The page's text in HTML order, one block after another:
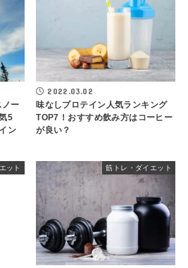
ノー
5
ン
2022.03.02
味なしプロテイン人気ランキング
TOP7！おすすめ飲み方はコーヒー
が良い？
ット 筋トレ・ダイエット